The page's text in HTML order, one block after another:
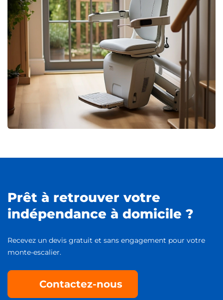
Prêt à retrouver votre
indépendance à domicile ?
Recevez un devis gratuit et sans engagement pour votre
monte-escalier.
Contactez-nous